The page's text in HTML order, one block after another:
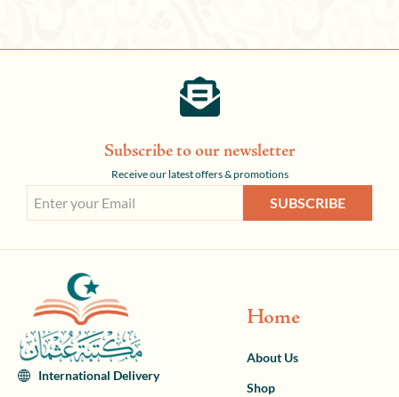
Subscribe to our newsletter
Receive our latest offers & promotions
SUBSCRIBE
International Delivery
Home
About Us
Shop